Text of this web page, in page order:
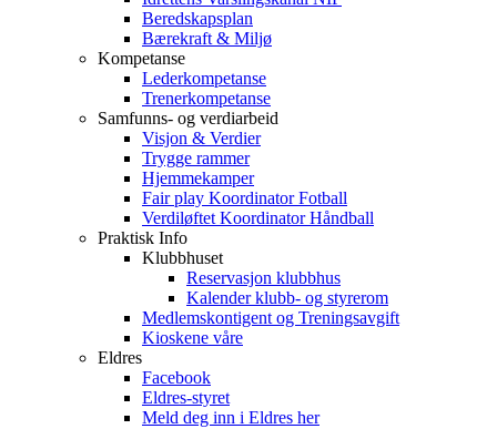
Beredskapsplan
Bærekraft & Miljø
Kompetanse
Lederkompetanse
Trenerkompetanse
Samfunns- og verdiarbeid
Visjon & Verdier
Trygge rammer
Hjemmekamper
Fair play Koordinator Fotball
Verdiløftet Koordinator Håndball
Praktisk Info
Klubbhuset
Reservasjon klubbhus
Kalender klubb- og styrerom
Medlemskontigent og Treningsavgift
Kioskene våre
Eldres
Facebook
Eldres-styret
Meld deg inn i Eldres her